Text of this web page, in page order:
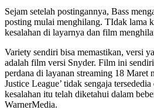
Sejam setelah postingannya, Bass
posting mulai menghilang. TIdak lama
kesalahan di layarnya dan film
Variety sendiri bisa memastikan, versi
adalah film versi Snyder. Film ini
perdana di layanan streaming 18 Maret
Justice League’ tidak sengaja
kesalahan itu telah diketahui dalam
WarnerMedia.